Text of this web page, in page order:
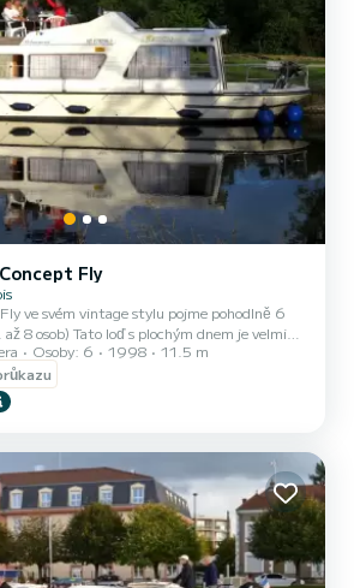
Fly
ve svém vintage stylu pojme pohodlně 6
8 osob) Tato loď s plochým dnem je velmi
velkým oknům. Skládá se z 2 kajuty: zadní
a samostatným lůžkem a centrální
Čtvercový roh pojme lavici, kterou lze
a jednolůžko, a také vybavenou kuchyň. Dále
interiér a exter...
Osoby: 6 1998
11.5 m